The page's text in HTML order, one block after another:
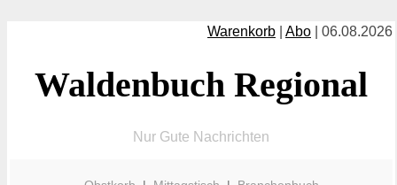
Warenkorb Abo | 06.08.2026
Waldenbuch Regional
Nur Gute Nachrichten